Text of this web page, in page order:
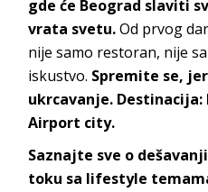
gde će Beograd slaviti
vrata svetu.Od prvog
nije samo restoran, nije
iskustvo. Spremite se,
ukrcavanje.
Airport city.
Saznajte sve o
toku sa lifestyle